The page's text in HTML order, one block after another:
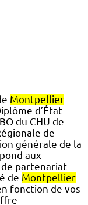
Montpellier
d’État
du CHU de
de
générale de la
aux
partenariat
de Montpellier
fonction de vos